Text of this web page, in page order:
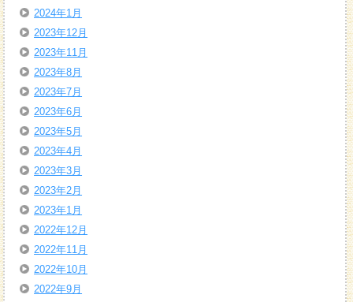
2024年1月
2023年12月
2023年11月
2023年8月
2023年7月
2023年6月
2023年5月
2023年4月
2023年3月
2023年2月
2023年1月
2022年12月
2022年11月
2022年10月
2022年9月